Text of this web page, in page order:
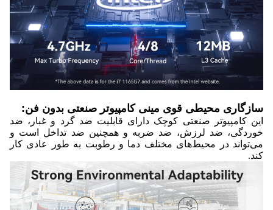
سازگاری محیطی قوی مینی کامپیوتر صنعتی بدون فن:
این کامپیوتر صنعتی کوچک دارای قابلیت ضد گرد و غبار، ضد
خوردگی، ضد لرزش، ضد ضربه و همچنین ضد تداخل است و
می‌تواند در محیط‌های مختلف دما و رطوبت به طور عادی کار
کند.